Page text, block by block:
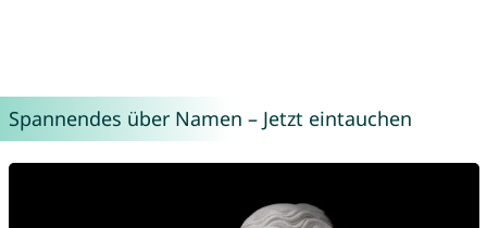
Spannendes über Namen – Jetzt eintauchen